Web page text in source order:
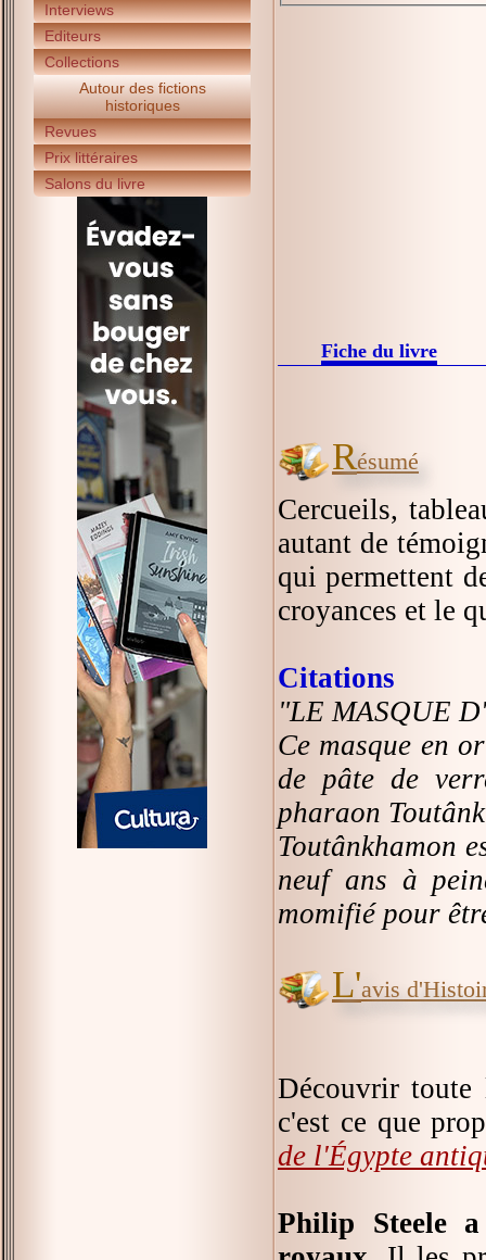
Interviews
Editeurs
Collections
Autour des fictions
historiques
Revues
Prix littéraires
Salons du livre
Fiche du livre
Résumé
Cercueils,
autant de
qui permettent
croyances et le
Citations
"LE MASQUE
Ce masque en
de pâte de
pharaon
Toutânkhamon
neuf ans à
momifié pour
L'avis
Découvrir toute
c'est ce que
de l'Égypte
Philip Steele